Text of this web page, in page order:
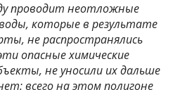
проводит неотложные
которые в результате
не распространялись
опасные химические
не уносили их дальше
всего на этом полигоне